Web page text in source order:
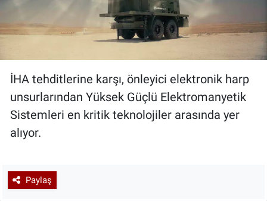
İHA tehditlerine karşı, önleyici elektronik harp
unsurlarından Yüksek Güçlü Elektromanyetik
Sistemleri en kritik teknolojiler arasında yer
alıyor.
Paylaş